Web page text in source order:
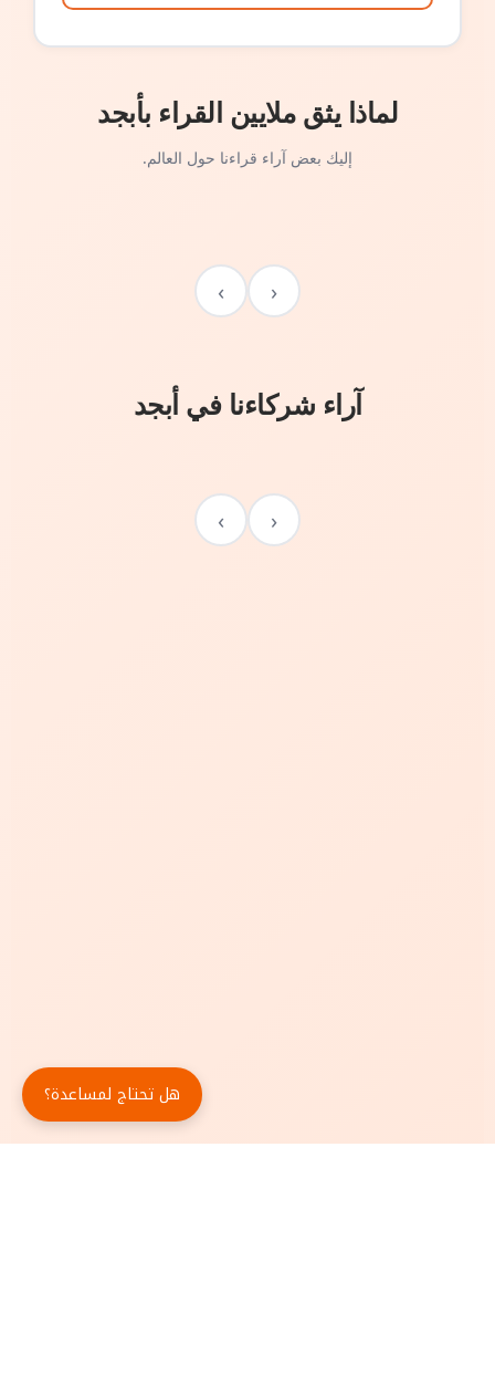
لماذا يثق ملايين القراء بأبجد
إليك بعض آراء قراءنا حول العالم.
‹
›
آراء شركاءنا في أبجد
‹
›
هل تحتاج لمساعدة؟